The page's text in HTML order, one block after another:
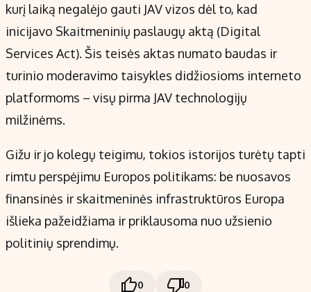
kurį laiką negalėjo gauti JAV vizos dėl to, kad
inicijavo Skaitmeninių paslaugų aktą (Digital
Services Act). Šis teisės aktas numato baudas ir
turinio moderavimo taisykles didžiosioms interneto
platformoms – visų pirma JAV technologijų
milžinėms.
Gižu ir jo kolegų teigimu, tokios istorijos turėtų tapti
rimtu perspėjimu Europos politikams: be nuosavos
finansinės ir skaitmeninės infrastruktūros Europa
išlieka pažeidžiama ir priklausoma nuo užsienio
politinių sprendimų.
0 0